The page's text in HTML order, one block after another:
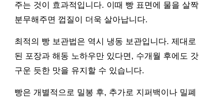
주는 것이 효과적입니다. 이때 빵 표면에 물을 살짝
분무해주면 껍질이 더욱 살아납니다.
최적의 빵 보관법은 역시 냉동 보관입니다. 제대로
된 포장과 해동 노하우만 있다면, 수개월 후에도 갓
구운 듯한 맛을 유지할 수 있습니다.
빵은 개별적으로 밀봉 후, 추가로 지퍼백이나 밀폐